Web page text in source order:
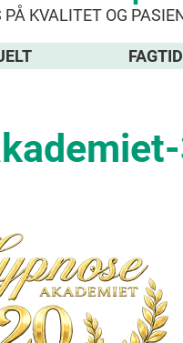
PÅ KVALITET OG